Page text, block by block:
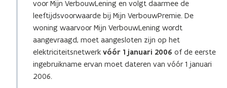
voor Mijn VerbouwLening en volgt daarmee de
leeftijdsvoorwaarde bij Mijn VerbouwPremie. De
woning waarvoor Mijn VerbouwLening wordt
aangevraagd, moet aangesloten zijn op het
elektriciteitsnetwerk vóór 1 januari 2006 of de eerste
ingebruikname ervan moet dateren van vóór 1 januari
2006.